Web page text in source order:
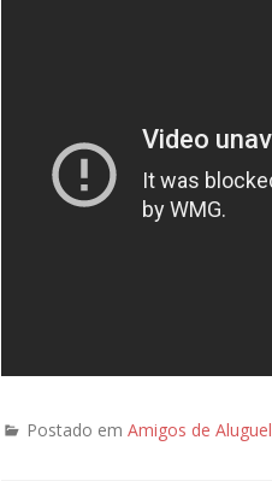
Postado em Amigos de Aluguel